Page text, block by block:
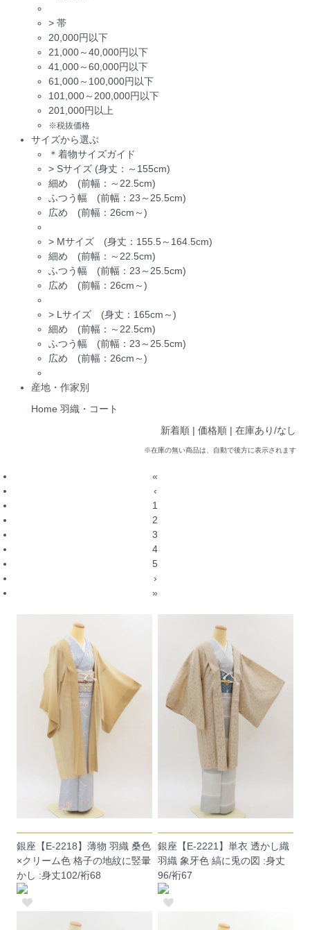
> 帯
20,000円以下
21,000～40,000円以下
41,000～60,000円以下
61,000～100,000円以下
101,000～200,000円以下
201,000円以上
※税抜価格
サイズから選ぶ
＊着物サイズガイド
> Sサイズ (身丈：～155cm)
細め (前幅：～22.5cm)
ふつう幅 (前幅：23～25.5cm)
広め (前幅：26cm～)
> Mサイズ (身丈：155.5～164.5cm)
細め (前幅：～22.5cm)
ふつう幅 (前幅：23～25.5cm)
広め (前幅：26cm～)
> Lサイズ (身丈：165cm～)
細め (前幅：～22.5cm)
ふつう幅 (前幅：23～25.5cm)
広め (前幅：26cm～)
産地・作家別
Home 羽織・コート
新着順 | 価格順 | 在庫あり/なし
※在庫の無い商品は、自動で後方に表示されます
«
‹
1
2
3
4
5
›
»
銀座【E-2218】薄物 羽織 桑色
×クリーム色 格子の地紋に竪暈
かし :身丈102/裄68
銀座【E-2221】単衣 透かし織
羽織 象牙色 縞に兎の図 :身丈
96/裄67